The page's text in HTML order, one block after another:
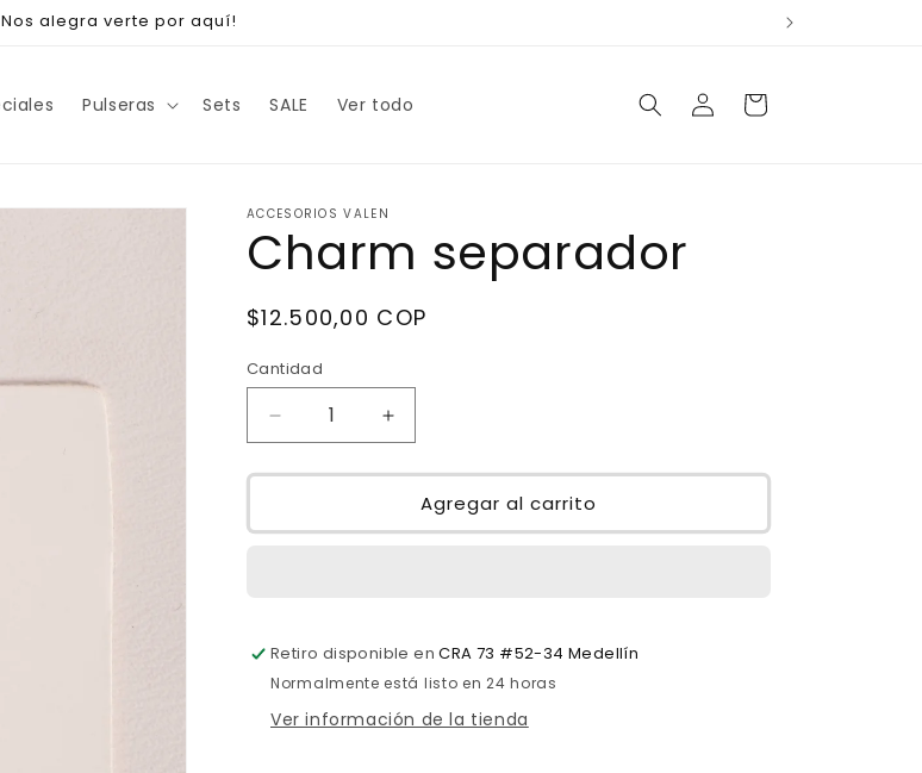
alegra verte por aquí!
Pulseras Sets SALE Ver todo
Iniciar
sesión
Carrito
ACCESORIOS VALEN
Charm separador
Precio
$12.500,00 COP
Cantidad
Reducir
cantidad
para
separador
Aumentar
cantidad
para
Charm
separador
Agregar al carrito
Retiro disponible enCRA 73 #52-34 Medellín
Normalmente está listo en 24 horas
Ver información de la tienda